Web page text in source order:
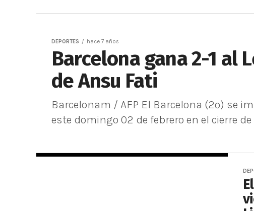
DEPORTES hace 7 años
Barcelona gana 2-1 al
de Ansu Fati
Barcelonam / AFP El Barcelona (2º) se
este domingo 02 de febrero en el cierre de